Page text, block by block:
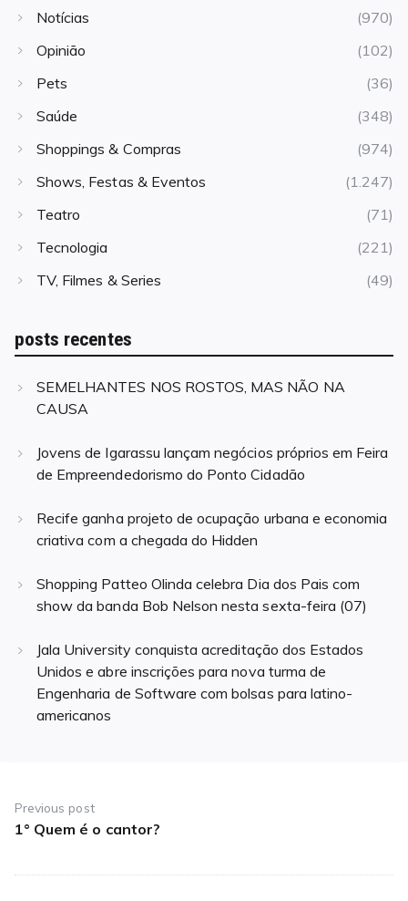
Notícias
(970)
Opinião
(102)
Pets
(36)
Saúde
(348)
Shoppings & Compras
(974)
Shows, Festas & Eventos
(1.247)
Teatro
(71)
Tecnologia
(221)
TV, Filmes & Series
(49)
posts recentes
SEMELHANTES NOS ROSTOS, MAS NÃO NA
CAUSA
Jovens de Igarassu lançam negócios próprios em Feira
de Empreendedorismo do Ponto Cidadão
Recife ganha projeto de ocupação urbana e economia
criativa com a chegada do Hidden
Shopping Patteo Olinda celebra Dia dos Pais com
show da banda Bob Nelson nesta sexta-feira (07)
Jala University conquista acreditação dos Estados
Unidos e abre inscrições para nova turma de
Engenharia de Software com bolsas para latino-
americanos
de
Post
Previous post
Previous
1° Quem é o cantor?